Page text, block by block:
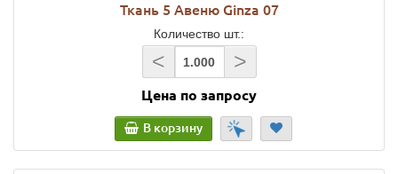
Ткань 5 Авеню Ginza 07
Количество шт.:
< >
Цена по запросу
В корзину